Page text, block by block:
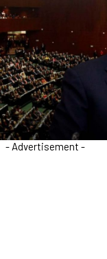
- Advertisement -